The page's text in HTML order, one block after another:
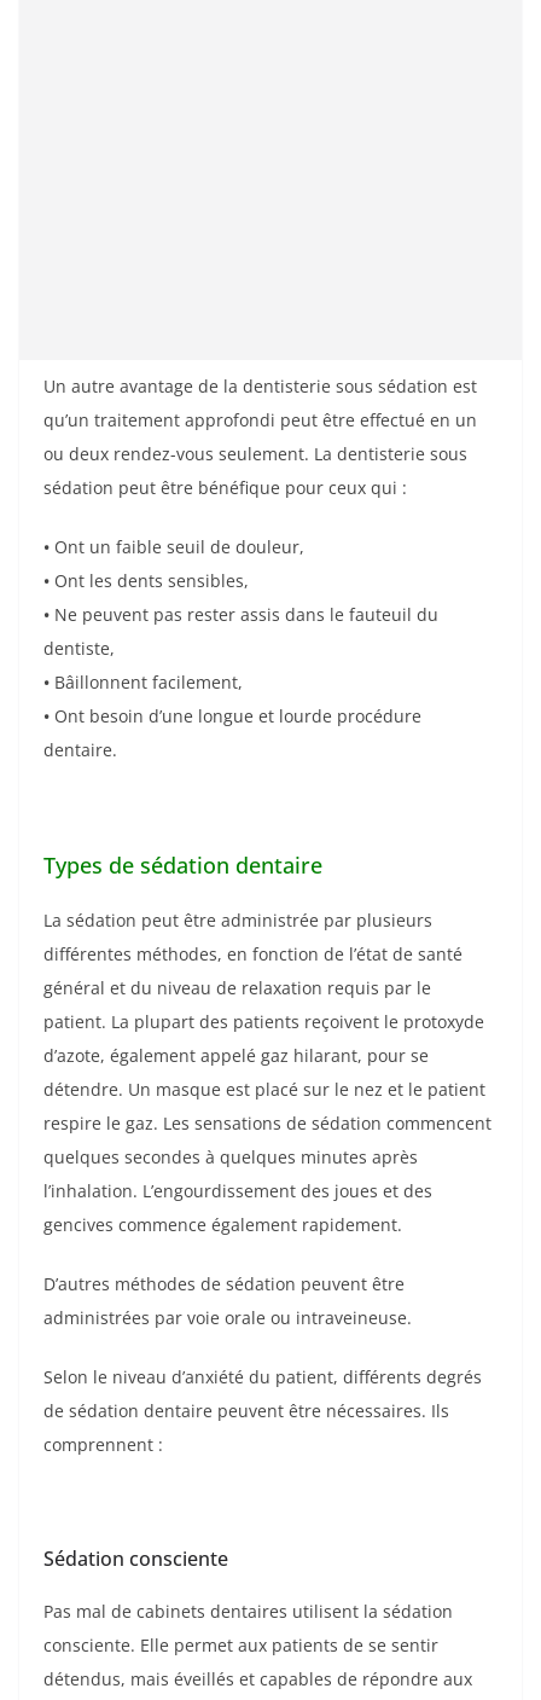
Un autre avantage de la dentisterie sous sédation est
qu’un traitement approfondi peut être effectué en un
ou deux rendez-vous seulement. La dentisterie sous
sédation peut être bénéfique pour ceux qui :
• Ont un faible seuil de douleur,
• Ont les dents sensibles,
• Ne peuvent pas rester assis dans le fauteuil du
dentiste,
• Bâillonnent facilement,
• Ont besoin d’une longue et lourde procédure
dentaire.
Types de sédation dentaire
La sédation peut être administrée par plusieurs
différentes méthodes, en fonction de l’état de santé
général et du niveau de relaxation requis par le
patient. La plupart des patients reçoivent le protoxyde
d’azote, également appelé gaz hilarant, pour se
détendre. Un masque est placé sur le nez et le patient
respire le gaz. Les sensations de sédation commencent
quelques secondes à quelques minutes après
l’inhalation. L’engourdissement des joues et des
gencives commence également rapidement.
D’autres méthodes de sédation peuvent être
administrées par voie orale ou intraveineuse.
Selon le niveau d’anxiété du patient, différents degrés
de sédation dentaire peuvent être nécessaires. Ils
comprennent :
Sédation consciente
Pas mal de cabinets dentaires utilisent la sédation
consciente. Elle permet aux patients de se sentir
détendus, mais éveillés et capables de répondre aux